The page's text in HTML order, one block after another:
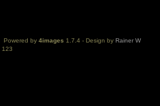
Powered by 4images 1.7.4 - Design by Rainer W
123